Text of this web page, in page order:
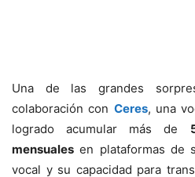
Una de las grandes
colaboración con Ceres, una
logrado acumular más de
mensuales en plataformas de
vocal y su capacidad para